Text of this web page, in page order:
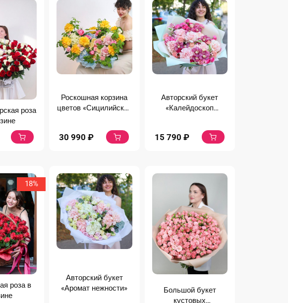
роза
Роскошная корзина
цветов «Сицилийское
30 990 ₽
Авторский букет
«Калейдоскоп
15 790 ₽
18%
роза в
Авторский букет
«Аромат нежности»
Большой букет
кустовых